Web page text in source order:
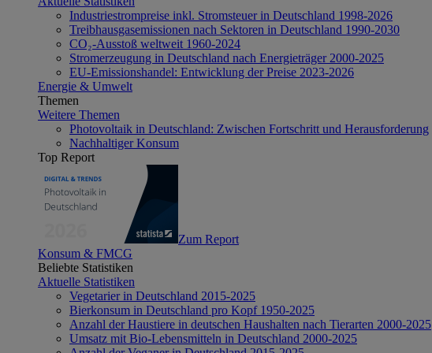
Industriestrompreise inkl. Stromsteuer in Deutschland 1998-2026
Treibhausgasemissionen nach Sektoren in Deutschland 1990-2030
CO₂-Ausstoß weltweit 1960-2024
Stromerzeugung in Deutschland nach Energieträger 2000-2025
EU-Emissionshandel: Entwicklung der Preise 2023-2026
Energie & Umwelt
Themen
Weitere Themen
Photovoltaik in Deutschland: Zwischen Fortschritt und Herausforderung
Nachhaltiger Konsum
Top Report
Zum Report
Konsum & FMCG
Beliebte Statistiken
Aktuelle Statistiken
Vegetarier in Deutschland 2015-2025
Bierkonsum in Deutschland pro Kopf 1950-2025
Anzahl der Haustiere in deutschen Haushalten nach Tierarten 2000-2025
Umsatz mit Bio-Lebensmitteln in Deutschland 2000-2025